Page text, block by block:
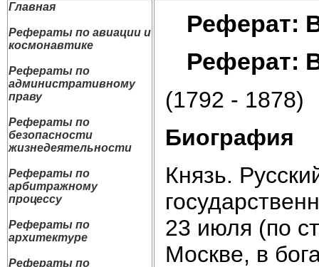
Главная
Рефераты по авиации и
космонавтике
Рефераты по
административному
праву
Рефераты по
безопасности
жизнедеятельности
Рефераты по
арбитражному
процессу
Рефераты по
архитектуре
Рефераты по
Реферат:
Реферат:
(1792 - 1878)
Биография
Князь.
23 июля (по
Москве, в